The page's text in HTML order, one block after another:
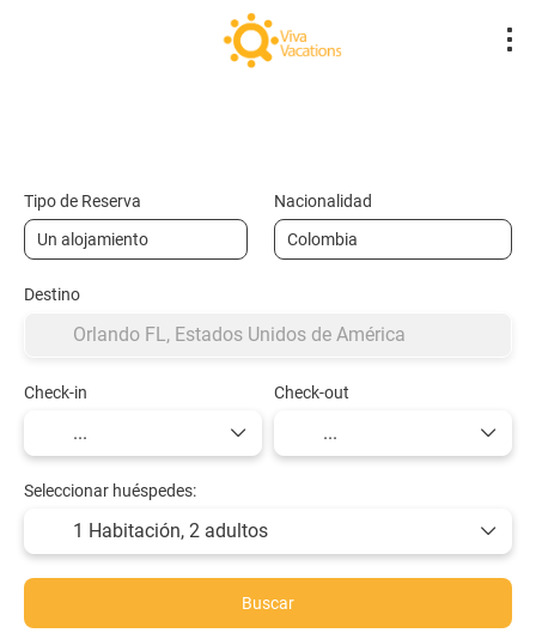
Tipo de Reserva Nacionalidad
Destino
Check-in Check-out
Seleccionar huéspedes:
1 Habitación, 2 adultos
Buscar